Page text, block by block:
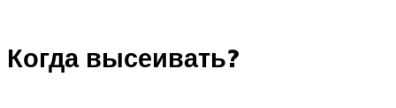
Когда высеивать?